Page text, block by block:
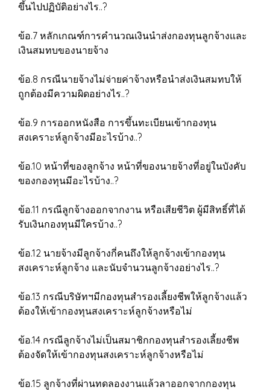
ขึ้นไปปฏิบัติอย่างไร..?
ข้อ.7 หลักเกณฑ์การคำนวณเงินนำส่งกองทุนลูกจ้างและ
เงินสมทบของนายจ้าง
ข้อ.8 กรณีนายจ้างไม่จ่ายค่าจ้างหรือนำส่งเงินสมทบให้
ถูกต้องมีความผิดอย่างไร..?
ข้อ.9 การออกหนังสือ การขึ้นทะเบียนเข้ากองทุน
สงเคราะห์ลูกจ้างมีอะไรบ้าง..?
ข้อ.10 หน้าที่ของลูกจ้าง หน้าที่ของนายจ้างที่อยู่ในบังคับ
ของกองทุนมีอะไรบ้าง..?
ข้อ.11 กรณีลูกจ้างออกจากงาน หรือเสียชีวิต ผู้มีสิทธิ์ที่ได้
รับเงินกองทุนมีใครบ้าง..?
ข้อ.12 นายจ้างมีลูกจ้างกี่คนถึงให้ลูกจ้างเข้ากองทุน
สงเคราะห์ลูกจ้าง และนับจำนวนลูกจ้างอย่างไร..?
ข้อ.13 กรณีบริษัทฯมีกองทุนสำรองเลี้ยงชีพให้ลูกจ้างแล้ว
ต้องให้เข้ากองทุนสงเคราะห์ลูกจ้างหรือไม่
ข้อ.14 กรณีลูกจ้างไม่เป็นสมาชิกกองทุนสำรองเลี้ยงชีพ
ต้องจัดให้เข้ากองทุนสงเคราะห์ลูกจ้างหรือไม่
ข้อ.15 ลูกจ้างที่ผ่านทดลองงานแล้วลาออกจากกองทุน